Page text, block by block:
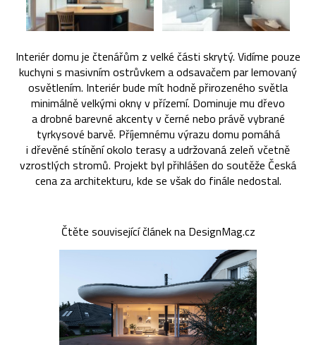
Interiér domu je čtenářům z velké části skrytý. Vidíme pouze
kuchyni s masivním ostrůvkem a odsavačem par lemovaný
osvětlením. Interiér bude mít hodně přirozeného světla
minimálně velkými okny v přízemí. Dominuje mu dřevo
a drobné barevné akcenty v černé nebo právě vybrané
tyrkysové barvě. Příjemnému výrazu domu pomáhá
i dřevěné stínění okolo terasy a udržovaná zeleň včetně
vzrostlých stromů. Projekt byl přihlášen do soutěže Česká
cena za architekturu, kde se však do finále nedostal.
Čtěte související článek na DesignMag.cz